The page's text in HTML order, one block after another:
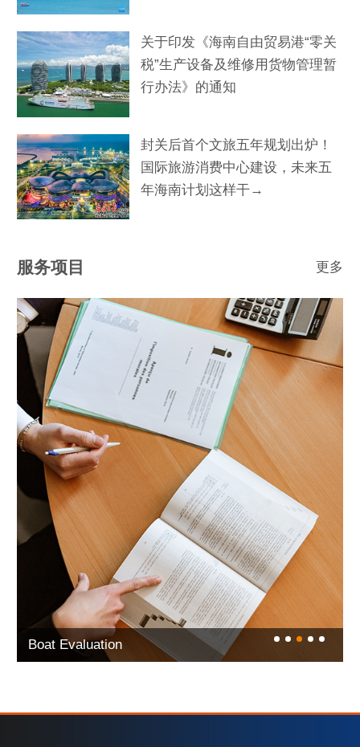
关于印发《海南自由贸易港“零关
税”生产设备及维修用货物管理暂
行办法》的通知
封关后首个文旅五年规划出炉！
国际旅游消费中心建设，未来五
年海南计划这样干→
服务项目 更多
Financing Support